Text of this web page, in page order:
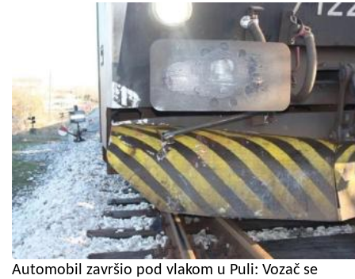
Automobil završio pod vlakom u Puli: Vozač se